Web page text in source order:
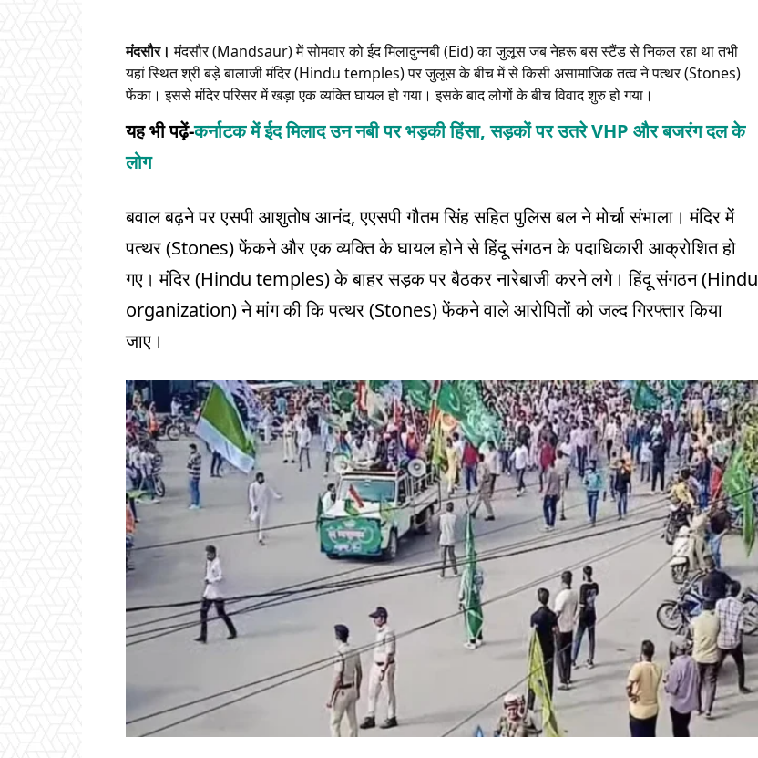
मंदसौर। मंदसौर (Mandsaur) में सोमवार को ईद मिलादुन्नबी (Eid) का जुलूस जब नेहरू बस स्टैंड से निकल रहा था तभी
यहां स्थित श्री बड़े बालाजी मंदिर (Hindu temples) पर जुलूस के बीच में से किसी असामाजिक तत्व ने पत्थर (Stones)
फेंका। इससे मंदिर परिसर में खड़ा एक व्यक्ति घायल हो गया। इसके बाद लोगों के बीच विवाद शुरु हो गया।
यह भी पढ़ें-कर्नाटक में ईद मिलाद उन नबी पर भड़की हिंसा, सड़कों पर उतरे VHP और बजरंग दल के
लोग
बवाल बढ़ने पर एसपी आशुतोष आनंद, एएसपी गौतम सिंह सहित पुलिस बल ने मोर्चा संभाला। मंदिर में
पत्थर (Stones) फेंकने और एक व्यक्ति के घायल होने से हिंदू संगठन के पदाधिकारी आक्रोशित हो
गए। मंदिर (Hindu temples) के बाहर सड़क पर बैठकर नारेबाजी करने लगे। हिंदू संगठन (Hindu
organization) ने मांग की कि पत्थर (Stones) फेंकने वाले आरोपितों को जल्द गिरफ्तार किया
जाए।